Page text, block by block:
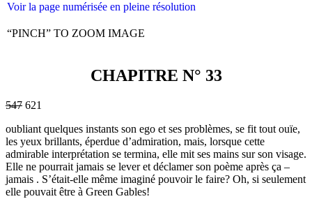
Voir la page numérisée en pleine résolution
“PINCH” TO ZOOM IMAGE
CHAPITRE N° 33
547 621
oubliant quelques instants son ego et ses problèmes, se fit tout ouïe,
les yeux brillants, éperdue d’admiration, mais, lorsque cette
admirable interprétation se termina, elle mit ses mains sur son visage.
Elle ne pourrait jamais se lever et déclamer son poème après ça –
jamais . S’était-elle même imaginé pouvoir le faire? Oh, si seulement
elle pouvait être à Green Gables!